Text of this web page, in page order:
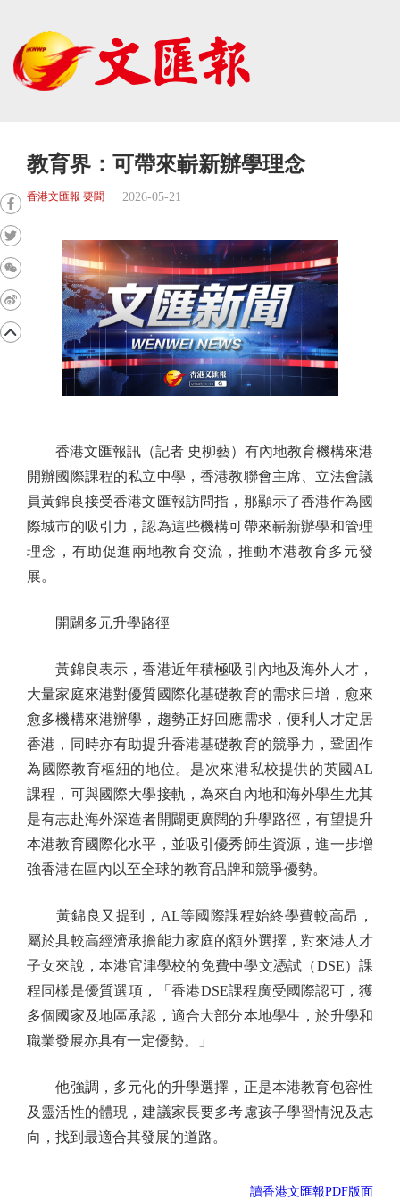
教育界：可帶來嶄新辦學理念
香港文匯報 要聞 2026-05-21
香港文匯報訊（記者 史柳藝）有內地教育機構來港
開辦國際課程的私立中學，香港教聯會主席、立法會議
員黃錦良接受香港文匯報訪問指，那顯示了香港作為國
際城市的吸引力，認為這些機構可帶來嶄新辦學和管理
理念，有助促進兩地教育交流，推動本港教育多元發
展。
開闢多元升學路徑
黃錦良表示，香港近年積極吸引內地及海外人才，
大量家庭來港對優質國際化基礎教育的需求日增，愈來
愈多機構來港辦學，趨勢正好回應需求，便利人才定居
香港，同時亦有助提升香港基礎教育的競爭力，鞏固作
為國際教育樞紐的地位。是次來港私校提供的英國AL
課程，可與國際大學接軌，為來自內地和海外學生尤其
是有志赴海外深造者開闢更廣闊的升學路徑，有望提升
本港教育國際化水平，並吸引優秀師生資源，進一步增
強香港在區內以至全球的教育品牌和競爭優勢。
黃錦良又提到，AL等國際課程始終學費較高昂，
屬於具較高經濟承擔能力家庭的額外選擇，對來港人才
子女來說，本港官津學校的免費中學文憑試（DSE）課
程同樣是優質選項，「香港DSE課程廣受國際認可，獲
多個國家及地區承認，適合大部分本地學生，於升學和
職業發展亦具有一定優勢。」
他強調，多元化的升學選擇，正是本港教育包容性
及靈活性的體現，建議家長要多考慮孩子學習情況及志
向，找到最適合其發展的道路。
讀香港文匯報PDF版面